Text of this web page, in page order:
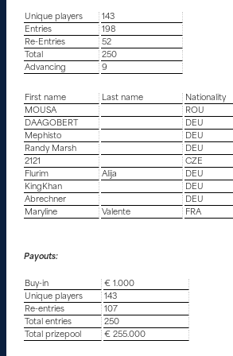
Unique players
143
Entries
198
Re-Entries
52
Total
250
Advancing
9
First name Last name Nationality
MOUSA
ROU
DAAGOBERT
DEU
Mephisto
DEU
Randy Marsh
DEU
2121
CZE
Flurim
Alija DEU
KingKhan
DEU
Abrechner
DEU
Maryline
Valente FRA
Payouts:
Buy-in
€ 1.000
Unique players
143
Re-entries
107
Total entries
250
Total prizepool
€ 255.000